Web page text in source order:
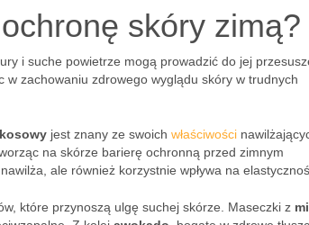
skóry zimą?
i suche powietrze mogą prowadzić do jej
zachowaniu zdrowego wyglądu skóry w trudnych
jest znany ze swoich właściwości
na skórze barierę ochronną przed zimnym
ale również korzystnie wpływa na
które przynoszą ulgę suchej skórze. Maseczki z